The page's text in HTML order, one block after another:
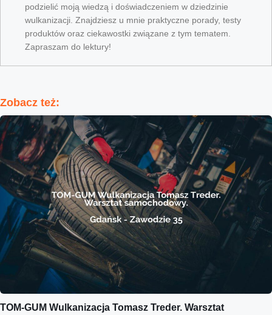
podzielić moją wiedzą i doświadczeniem w dziedzinie
wulkanizacji. Znajdziesz u mnie praktyczne porady, testy
produktów oraz ciekawostki związane z tym tematem.
Zapraszam do lektury!
Zobacz też:
TOM-GUM Wulkanizacja Tomasz Treder. Warsztat